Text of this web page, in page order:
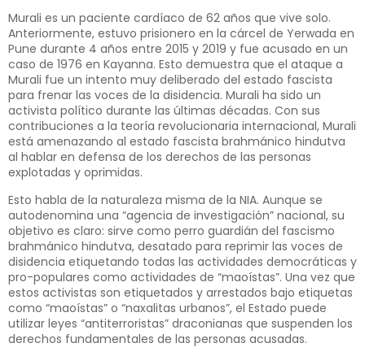
Murali es un paciente cardíaco de 62 años que vive solo.
Anteriormente, estuvo prisionero en la cárcel de Yerwada en
Pune durante 4 años entre 2015 y 2019 y fue acusado en un
caso de 1976 en Kayanna. Esto demuestra que el ataque a
Murali fue un intento muy deliberado del estado fascista
para frenar las voces de la disidencia. Murali ha sido un
activista político durante las últimas décadas. Con sus
contribuciones a la teoría revolucionaria internacional, Murali
está amenazando al estado fascista brahmánico hindutva
al hablar en defensa de los derechos de las personas
explotadas y oprimidas.
Esto habla de la naturaleza misma de la NIA. Aunque se
autodenomina una “agencia de investigación” nacional, su
objetivo es claro: sirve como perro guardián del fascismo
brahmánico hindutva, desatado para reprimir las voces de
disidencia etiquetando todas las actividades democráticas y
pro-populares como actividades de “maoístas”. Una vez que
estos activistas son etiquetados y arrestados bajo etiquetas
como “maoístas” o “naxalitas urbanos”, el Estado puede
utilizar leyes “antiterroristas” draconianas que suspenden los
derechos fundamentales de las personas acusadas.